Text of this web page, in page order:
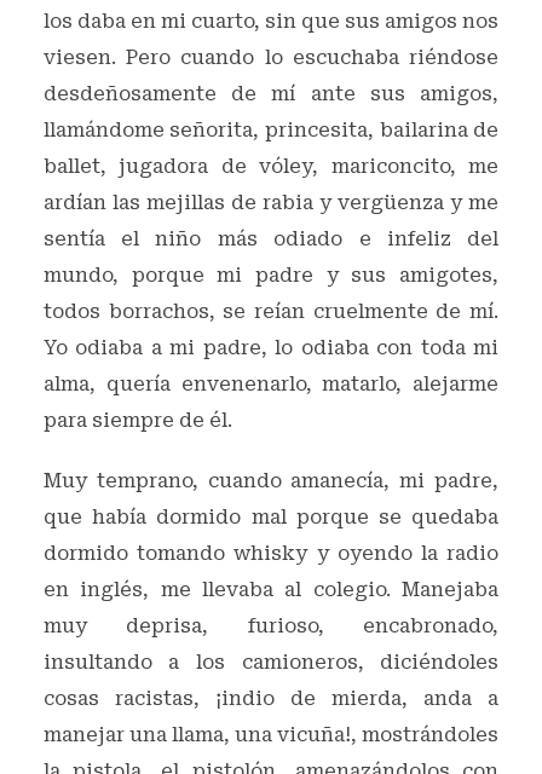
los daba en mi cuarto, sin que sus amigos nos
viesen. Pero cuando lo escuchaba riéndose
desdeñosamente de mí ante sus amigos,
llamándome señorita, princesita, bailarina de
ballet, jugadora de vóley, mariconcito, me
ardían las mejillas de rabia y vergüenza y me
sentía el niño más odiado e infeliz del
mundo, porque mi padre y sus amigotes,
todos borrachos, se reían cruelmente de mí.
Yo odiaba a mi padre, lo odiaba con toda mi
alma, quería envenenarlo, matarlo, alejarme
para siempre de él.
Muy temprano, cuando amanecía, mi padre,
que había dormido mal porque se quedaba
dormido tomando whisky y oyendo la radio
en inglés, me llevaba al colegio. Manejaba
muy deprisa, furioso, encabronado,
insultando a los camioneros, diciéndoles
cosas racistas, ¡indio de mierda, anda a
manejar una llama, una vicuña!, mostrándoles